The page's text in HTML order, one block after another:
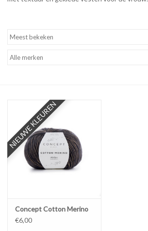
Pakketten
NIEUWE KLEUREN
Concept Cotton Merino
€6,00